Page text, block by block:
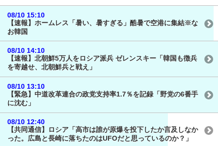
08/10 15:10
【速報】ホームレス「暑い、暑すぎる」酷暑で空港に集結※な
お韓国
08/10 14:10
【速報】北朝鮮5万人をロシア派兵 ゼレンスキー「韓国も徴兵
を寄越せ、北朝鮮兵と戦え」
08/10 13:10
【緊急】中道改革連合の政党支持率1.7％を記録「野党の6番手
に沈む」
08/10 12:40
【共同通信】ロシア「高市は誰が原爆を投下したか言及しなか
った。広島と長崎に落ちたのはUFOだと思っているのか？」